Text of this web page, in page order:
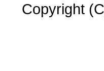
Copyright